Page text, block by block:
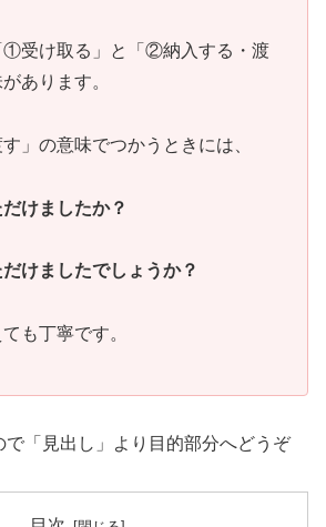
①受け取る」と「②納入する・渡
あります。
」の意味でつかうときには、
だけましたか？
だけましたでしょうか？
も丁寧です。
「見出し」より目的部分へどうぞ